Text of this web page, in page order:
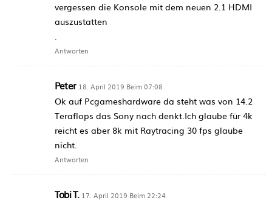
vergessen die Konsole mit dem neuen 2.1 HDMI
auszustatten
.
Antworten
Peter 18. April 2019 Beim 07:08
Ok auf Pcgameshardware da steht was von 14.2
Teraflops das Sony nach denkt.Ich glaube für 4k
reicht es aber 8k mit Raytracing 30 fps glaube
nicht.
Antworten
Tobi T. 17. April 2019 Beim 22:24